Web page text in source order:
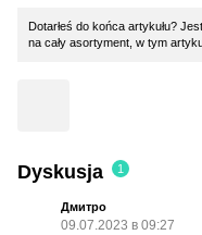
Dotarłeś do końca artykułu?
na cały asortyment, w tym
Dyskusja 1
Дмитро
09.07.2023 в 09:27